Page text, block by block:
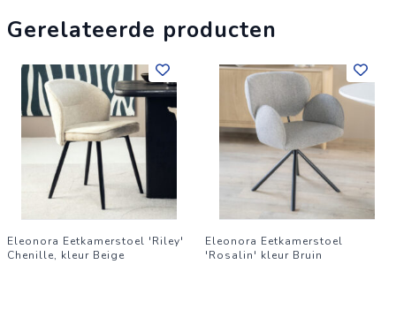
Gerelateerde producten
Eleonora Eetkamerstoel 'Riley'
Chenille, kleur Beige
Eleonora Eetkamerstoel
'Rosalin' kleur Bruin